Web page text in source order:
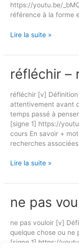
https://youtu.be/
référence à la forme
Lire la suite »
réfléchir –
réfléchir [v]
attentivement avant
temps passé à
[signe 1] https://
cours En savoir +
recherches
réfléchir
–
Lire la suite »
ne pas
ne pas vouloir [v]
quelque chose ou ne
[signe 1] https://
ne
pas